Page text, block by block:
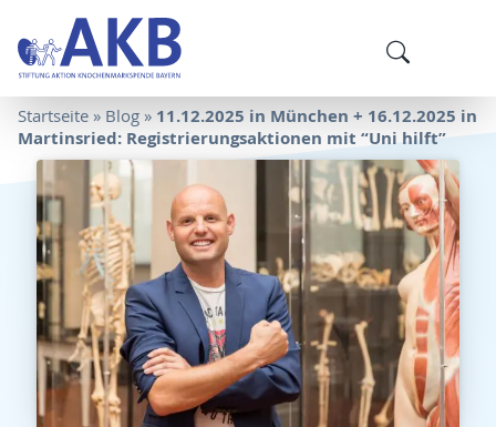
Startseite » Blog » 11.12.2025 in München + 16.12.2025 in
Martinsried: Registrierungsaktionen mit “Uni hilft”